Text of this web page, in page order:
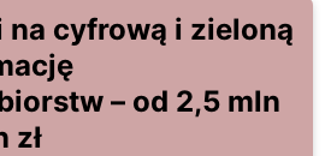
na cyfrową i zieloną
– od 2,5 mln
zł